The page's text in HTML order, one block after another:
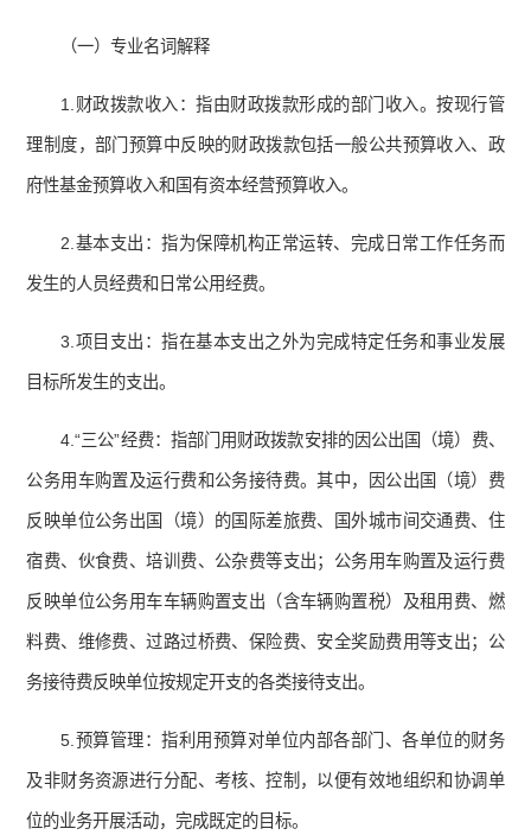
（一）专业名词解释
1.财政拨款收入：指由财政拨款形成的部门收入。按现行管
理制度，部门预算中反映的财政拨款包括一般公共预算收入、政
府性基金预算收入和国有资本经营预算收入。
2.基本支出：指为保障机构正常运转、完成日常工作任务而
发生的人员经费和日常公用经费。
3.项目支出：指在基本支出之外为完成特定任务和事业发展
目标所发生的支出。
4.“三公”经费：指部门用财政拨款安排的因公出国（境）费、
公务用车购置及运行费和公务接待费。其中，因公出国（境）费
反映单位公务出国（境）的国际差旅费、国外城市间交通费、住
宿费、伙食费、培训费、公杂费等支出；公务用车购置及运行费
反映单位公务用车车辆购置支出（含车辆购置税）及租用费、燃
料费、维修费、过路过桥费、保险费、安全奖励费用等支出；公
务接待费反映单位按规定开支的各类接待支出。
5.预算管理：指利用预算对单位内部各部门、各单位的财务
及非财务资源进行分配、考核、控制，以便有效地组织和协调单
位的业务开展活动，完成既定的目标。